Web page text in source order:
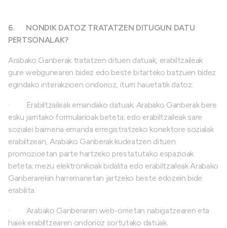
6. NONDIK DATOZ TRATATZEN DITUGUN DATU
PERTSONALAK?
Arabako Ganberak tratatzen dituen datuak, erabiltzaileak
gure webgunearen bidez edo beste bitarteko batzuen bidez
egindako interakzioen ondorioz, iturri hauetatik datoz:
·
Erabiltzaileak emandako datuak; Arabako Ganberak bere
esku jarritako formularioak beteta; edo erabiltzaileak sare
sozialei baimena emanda erregistratzeko konektore sozialak
erabiltzean, Arabako Ganberak kudeatzen dituen
promozioetan parte hartzeko prestatutako espazioak
beteta; mezu elektronikoak bidalita edo erabiltzaileak Arabako
Ganberarekin harremanetan jartzeko beste edozein bide
erabilita.
· Arabako Ganberaren web-orrietan nabigatzearen eta
haiek erabiltzearen ondorioz sortutako datuak.